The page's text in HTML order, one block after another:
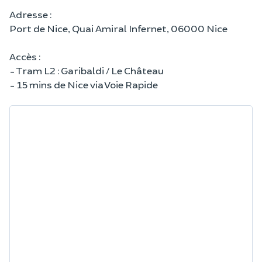
Adresse :
Port de Nice, Quai Amiral Infernet, 06000 Nice
Accès :
- Tram L2 : Garibaldi / Le Château
- 15 mins de Nice via Voie Rapide